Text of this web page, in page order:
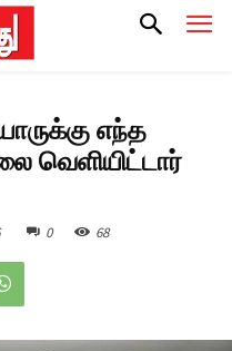
எந்த
வெளியிட்டார்
0 68